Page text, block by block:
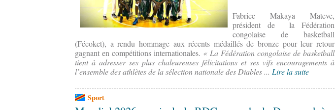
Fabrice Makaya Mateve,
président de la Fédération
congolaise de basketball
(Fécoket), a rendu hommage aux récents médaillés de bronze pour leur retour
gagnant en compétitions internationales. « La Fédération congolaise de basketball
tient à adresser ses plus chaleureuses félicitations et ses vifs encouragements à
l’ensemble des athlètes de la sélection nationale des Diables ... Lire la suite
Sport